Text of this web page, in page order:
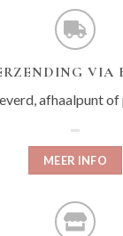
VIA
afhaalpunt
MEER INFO